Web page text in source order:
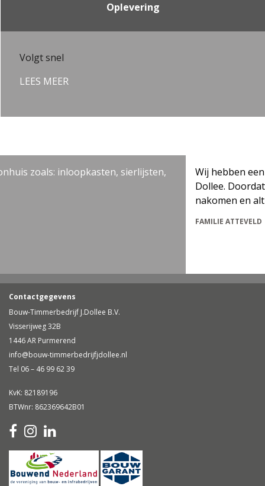
Oplevering
Volgt snel
LEES MEER
zoals: inloopkasten, sierlijsten,
Wij hebben een
Dollee. Doordat zij
nakomen en altijd
FAMILIE ATTEVELD
Contactgegevens
Bouw-Timmerbedrijf J.Dollee B.V.
Visserijweg 32B
1446 AR Purmerend
info@bouw-timmerbedrijfjdollee.nl
Tel 06 – 46 99 62 39
KvK: 82189196
BTWnr: 862369642B01